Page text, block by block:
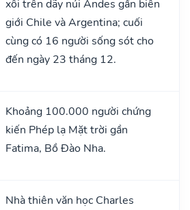
xôi trên dãy núi Andes gần biên
giới Chile và Argentina; cuối
cùng có 16 người sống sót cho
đến ngày 23 tháng 12.
Khoảng 100.000 người chứng
kiến Phép lạ Mặt trời gần
Fatima, Bồ Đào Nha.
Nhà thiên văn học Charles